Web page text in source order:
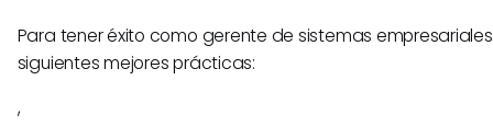
Para tener éxito como gerente de sistemas
siguientes mejores prácticas:
,​